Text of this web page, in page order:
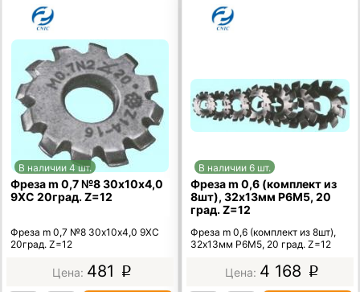
В наличии 4 шт.
Фреза m 0,7 №8 30х10х4,0
9ХС 20град. Z=12
Фреза m 0,7 №8 30х10х4,0 9ХС
20град. Z=12
481 p
В наличии 6 шт.
Фреза m 0,6 (комплект из
8шт), 32х13мм Р6М5, 20
град. Z=12
Фреза m 0,6 (комплект из 8шт),
32х13мм Р6М5, 20 град. Z=12
4 168 p